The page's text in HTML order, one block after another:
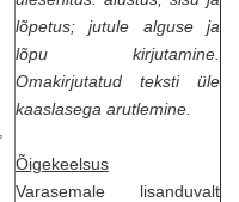
lõpetus; jutule alguse ja
lõpu kirjutamine.
Omakirjutatud teksti üle
kaaslasega arutlemine.
Õigekeelsus
Varasemale lisanduvalt